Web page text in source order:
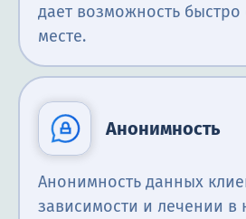
дает возможность быстро
месте.
Анонимность
Анонимность данных
зависимости и лечении в